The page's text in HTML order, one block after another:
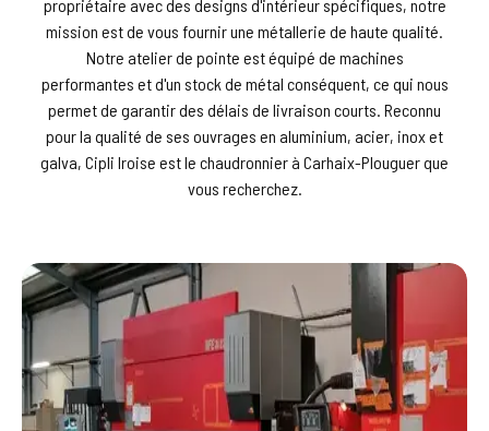
propriétaire avec des designs d'intérieur spécifiques, notre
mission est de vous fournir une métallerie de haute qualité.
Notre atelier de pointe est équipé de machines
performantes et d'un stock de métal conséquent, ce qui nous
permet de garantir des délais de livraison courts. Reconnu
pour la qualité de ses ouvrages en aluminium, acier, inox et
galva, Cipli Iroise est le chaudronnier à Carhaix-Plouguer que
vous recherchez.